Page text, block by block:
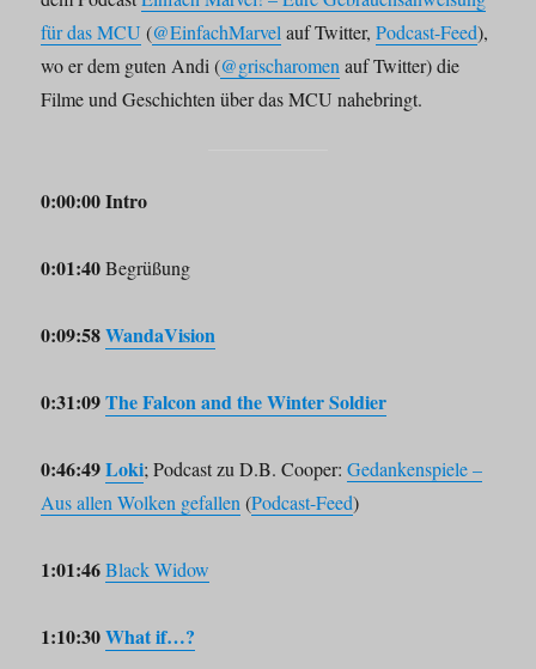
für das MCU (@EinfachMarvel auf Twitter,Podcast-Feed),
wo er dem guten Andi (@grischaromen auf Twitter) die
Filme und Geschichten über das MCU nahebringt.
0:00:00 Intro
0:01:40Begrüßung
0:09:58WandaVision
0:31:09The Falcon and the Winter Soldier
0:46:49Loki; Podcast zu D.B. Cooper:Gedankenspiele –
Aus allen Wolken gefallen (Podcast-Feed)
1:01:46 Black Widow
1:10:30What if…?